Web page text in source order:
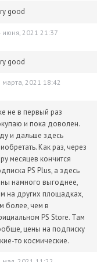
кабинете и будет
действительно
цены. При этом
good
июня, 2021 21:37
good
марта, 2021 18:42
не в первый раз
и пока доволен.
и дальше здесь
Как раз, через
месяцев кончится
PS Plus, а здесь
намного выгоднее,
на других площадках,
более, чем в
PS Store. Там
цены на подписку
то космические.